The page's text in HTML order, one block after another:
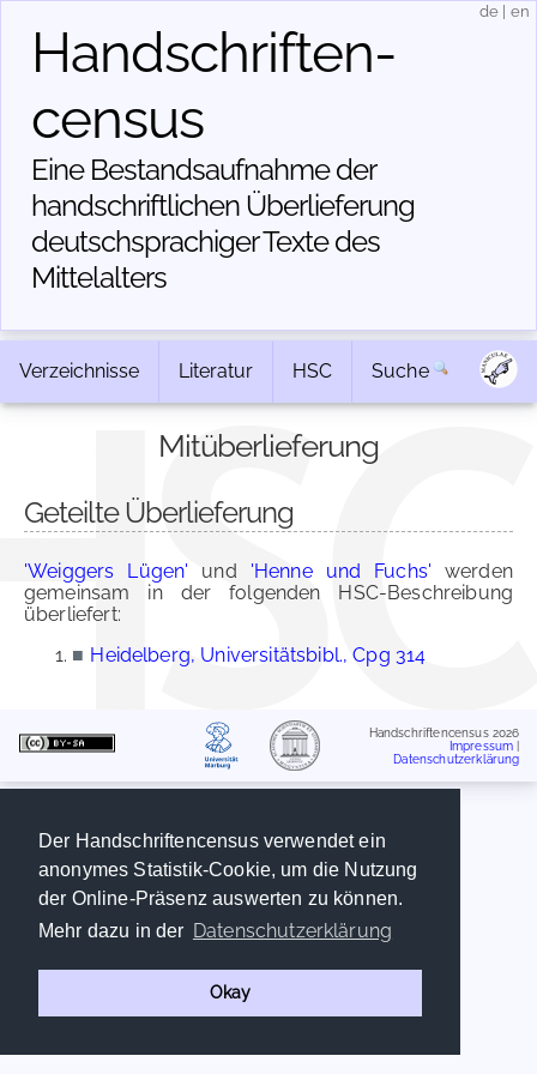
Der Handschriftencensus verwendet ein
anonymes Statistik-Cookie, um die Nutzung
der Online-Präsenz auswerten zu können.
Mehr dazu in der Datenschutzerklärung
Okay
Handschriften­
census
Eine Bestandsaufnahme der
handschriftlichen Über­lieferung
deutschsprachiger Texte des
Mittelalters
de en
Verzeichnisse Literatur HSC Suche
Mitüberlieferung
Geteilte Überlieferung
'Weiggers Lügen' und 'Henne und Fuchs' werden
gemeinsam in der folgenden HSC-Beschreibung
überliefert:
■ Heidelberg, Universitätsbibl., Cpg 314
Handschriftencensus 2026
Impressum
Datenschutzerklärung